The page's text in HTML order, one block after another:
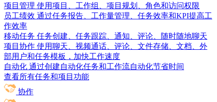
项目管理 使用项目、工作组、项目规划、角色和访问权限
员工绩效 通过任务报告、工作量管理、任务效率和KPI提高工
作效率
移动任务 任务创建、任务跟踪、通知、评论、随时随地聊天
项目协作 使用聊天、视频通话、评论、文件存储、文档、外
部用户和任务模板，加快工作速度
自动化 通过创建自动化任务和工作流自动化节省时间
查看所有任务和项目功能
协作